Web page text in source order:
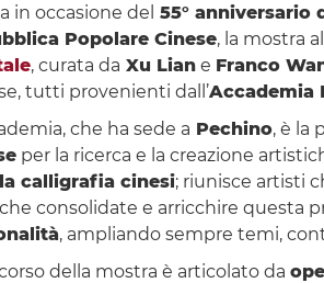
in occasione del 55° anniversario
Popolare Cinese, la mostra al
, curata da Xu Liane Franco
tutti provenienti dall’Accademia
che ha sede a Pechino, è la
per la ricerca e la creazione
calligrafia cinesi; riunisce artisti
consolidate e arricchire questa
, ampliando sempre temi,
della mostra è articolato da